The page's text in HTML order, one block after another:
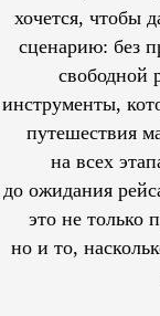
хочется, чтобы
сценарию: без
свободной
инструменты,
путешествия
на всех
до ожидания
это не только
но и то,